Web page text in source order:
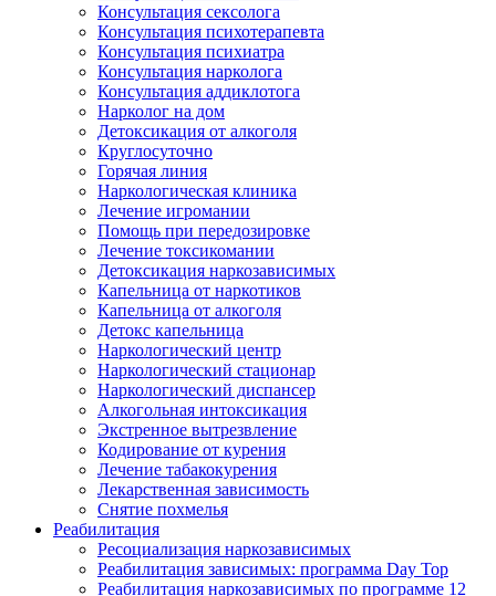
Консультация сексолога
Консультация психотерапевта
Консультация психиатра
Консультация нарколога
Консультация аддиклотога
Нарколог на дом
Детоксикация от алкоголя
Круглосуточно
Горячая линия
Наркологическая клиника
Лечение игромании
Помощь при передозировке
Лечение токсикомании
Детоксикация наркозависимых
Капельница от наркотиков
Капельница от алкоголя
Детокс капельница
Наркологический центр
Наркологический стационар
Наркологический диспансер
Алкогольная интоксикация
Экстренное вытрезвление
Кодирование от курения
Лечение табакокурения
Лекарственная зависимость
Снятие похмелья
Реабилитация
Ресоциализация наркозависимых
Реабилитация зависимых: программа Day Top
Реабилитация наркозависимых по программе 12